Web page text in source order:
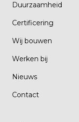
Duurzaamheid
Certificering
Wij bouwen
Werken bij
Nieuws
Contact